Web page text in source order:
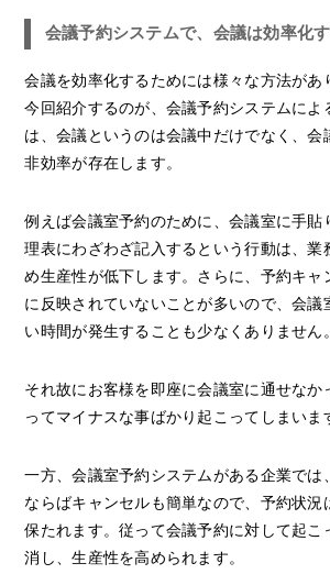
会議予約システムで、会議は効率化
会議を効率化するためには様々な方法があ
今回紹介するのが、会議予約システムによ
は、会議というのは会議中だけでなく、会
非効率が存在します。
例えば会議室予約のために、会議室に手貼
理表にわざわざ記入するという行動は、業
め生産性が低下します。さらに、予約キャ
に反映されていないことが多いので、会議
い時間が発生することも少なくありません。
それ故にお客様を即座に会議室に通せなか
ってマイナスな事ばかり起こってしまいま
一方、会議室予約システムがある企業では
ならばキャンセルも簡単なので、予約状況
保たれます。従って会議予約に対して起こ
消し、生産性を高められます。